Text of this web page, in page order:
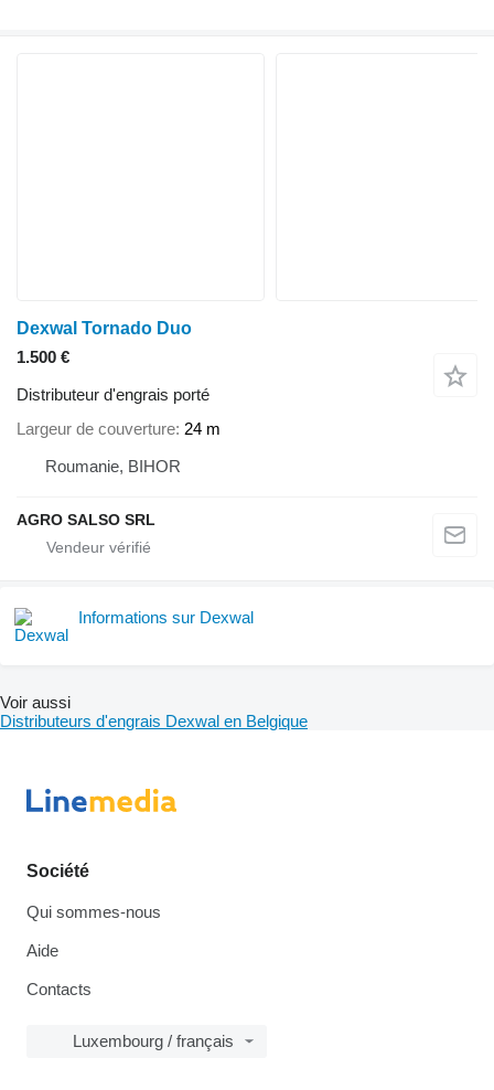
Dexwal Tornado Duo
1.500 €
Distributeur d'engrais porté
Largeur de couverture 24 m
Roumanie, BIHOR
AGRO SALSO SRL
Informations sur Dexwal
Voir aussi
Distributeurs d'engrais Dexwal en Belgique
Société
Qui sommes-nous
Aide
Contacts
Luxembourg / français